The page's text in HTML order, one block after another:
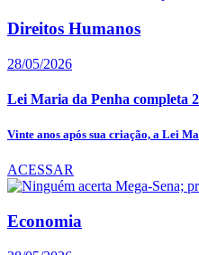
Direitos Humanos
28/05/2026
Lei Maria da Penha completa
Vinte anos após sua criação, a Lei
ACESSAR
Economia